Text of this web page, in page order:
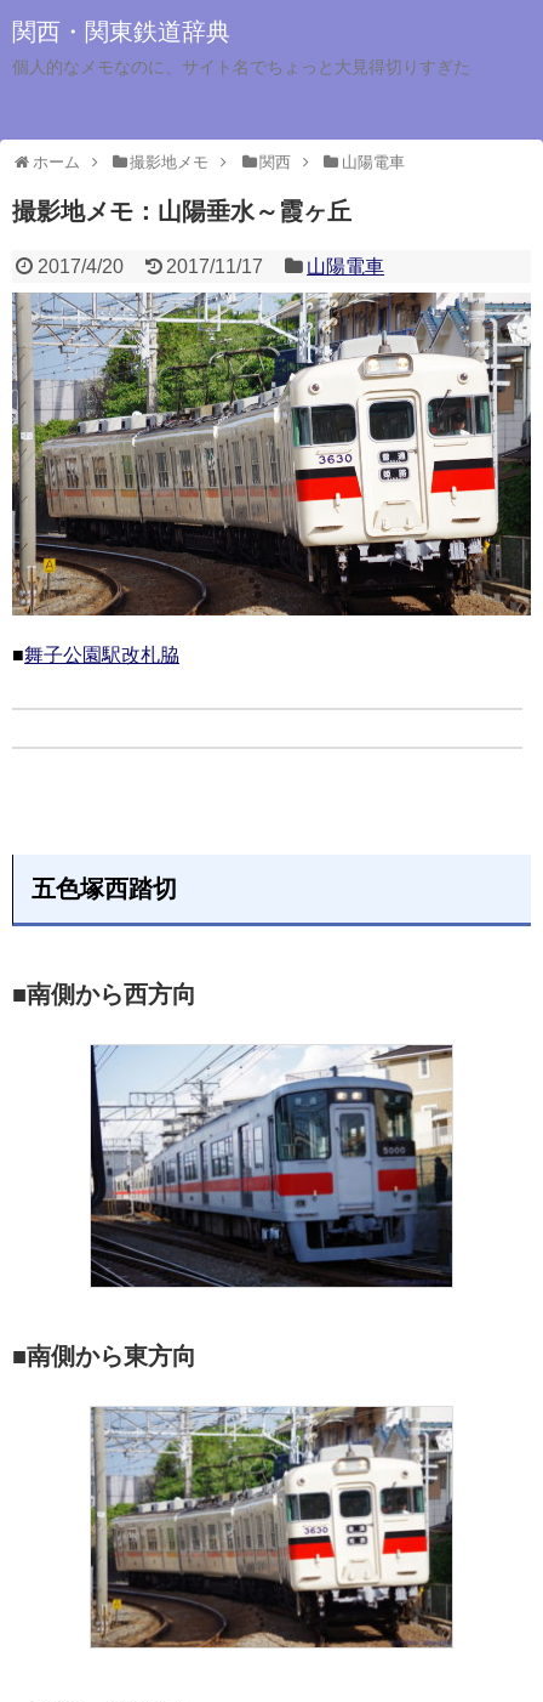
関西・関東鉄道辞典
個人的なメモなのに、サイト名でちょっと大見得切りすぎた
ホーム 撮影地メモ 関西 山陽電車
撮影地メモ：山陽垂水～霞ヶ丘
2017/4/20 2017/11/17 山陽電車
■舞子公園駅改札脇
五色塚西踏切
■南側から西方向
■南側から東方向